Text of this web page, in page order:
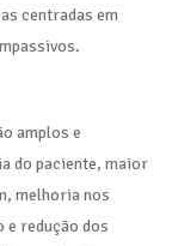
centradas em
amplos e
do paciente, maior
melhoria nos
e redução dos